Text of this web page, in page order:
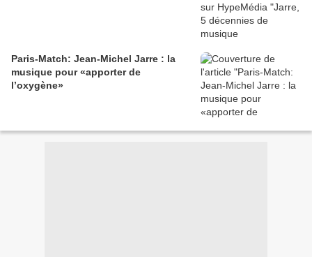
Paris-Match: Jean-Michel Jarre : la
musique pour «apporter de
l’oxygène»